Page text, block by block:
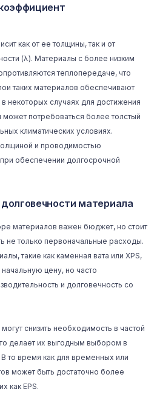
как от ее толщины, так и от
(λ). Материалы с более низким
теплопередаче, что
таких материалов обеспечивают
некоторых случаях для достижения
потребоваться более толстый
климатических условиях.
и проводимостью
обеспечении долгосрочной
материала
материалов важен бюджет, но стоит
не только первоначальные расходы.
такие как каменная вата или XPS,
цену, но часто
и долговечность со
снизить необходимость в частой
делает их выгодным выбором в
то время как для временных или
может быть достаточно более
как EPS.